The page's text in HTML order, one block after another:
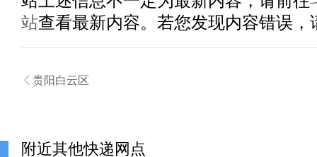
站查看最新内容。若您发现内容错误，
 贵阳白云区
附近其他快递网点